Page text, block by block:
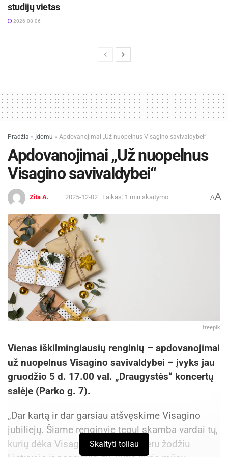
studijų vietas
2026-08-06
Pradžia » Įdomu » Apdovanojimai „Už nuopelnus Visagino savivaldybei“
Apdovanojimai „Už nuopelnus
Visagino savivaldybei“
Zita A. 2025-12-02 Laikas: 1 min skaitymo AA
freepik
Vienas iškilmingiausių renginių – apdovanojimai
už nuopelnus Visagino savivaldybei – įvyks jau
gruodžio 5 d. 17.00 val. „Draugystės“ koncertų
salėje (Parko g. 7).
„Dar kartą ir dar garsiau atšvęskime Visagino
jubiliejų. Šiame renginyje tegul skamba vardai tų,
kurių dėka Visaginas minimas geru žodžiu
Skaityti toliau